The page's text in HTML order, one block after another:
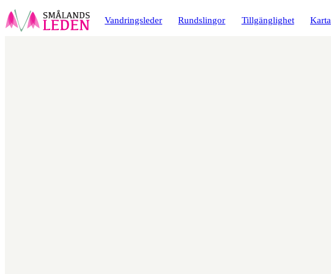
Vandringsleder Rundslingor Tillgänglighet Karta